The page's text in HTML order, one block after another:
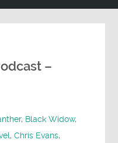
–
, Black Widow,
,Chris Evans,